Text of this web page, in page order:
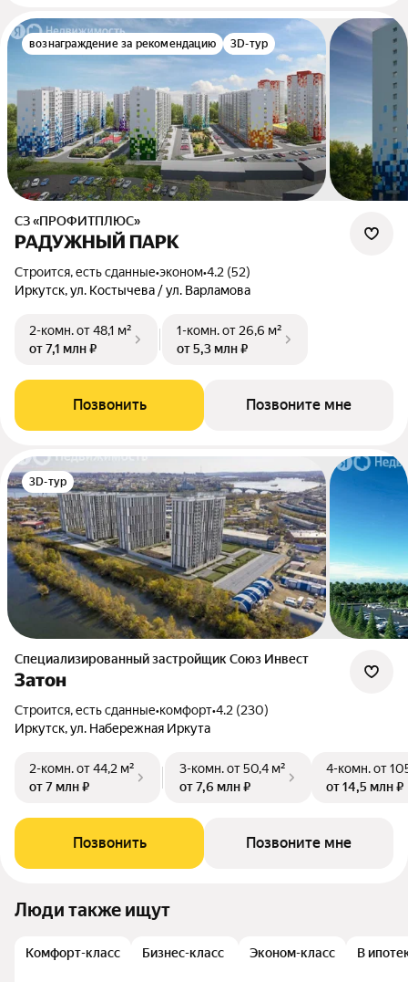
вознаграждение за рекомендацию 3D-тур
СЗ «ПРОФИТПЛЮС»
РАДУЖНЫЙ ПАРК
Строится, есть сданные•эконом•4.2 (52)
Иркутск, ул. Костычева / ул. Варламова
2-комн.от 48,1 м²
от 7,1 млн ₽
1-комн.от 26,6 м²
от 5,3 млн ₽
Позвонить Позвоните мне
3D-тур
Специализированный застройщик Союз Инвест
Затон
Строится, есть сданные•комфорт•4.2 (230)
Иркутск, ул. Набережная Иркута
2-комн.от 44,2 м²
от 7 млн ₽
3-комн.от 50,4 м²
от 7,6 млн ₽
4-комн.от
от 14,5 млн ₽
Позвонить Позвоните мне
Люди также ищут
Комфорт-класс Бизнес-класс Эконом-класс В